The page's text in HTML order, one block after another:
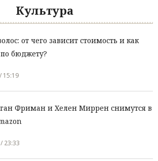
Культура
от чего зависит стоимость и как
бюджету?
15:19
Фриман и Хелен Миррен снимутся в
23:33